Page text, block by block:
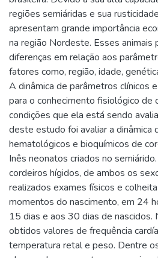
regiões semiáridas e sua
apresentam grande importância
na região Nordeste. Esses animais
diferenças em relação aos
fatores como, região, idade,
A dinâmica de parâmetros clínicos
para o conhecimento fisiológico de
condições que ela está sendo
deste estudo foi avaliar a dinâmica
hematológicos e bioquímicos de
Inês neonatos criados no
cordeiros hígidos, de ambos os
realizados exames físicos e
momentos do nascimento, em 24
15 dias e aos 30 dias de nascidos.
obtidos valores de frequência
temperatura retal e peso. Dentre